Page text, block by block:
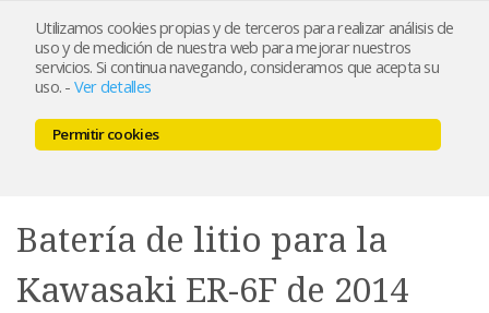
Utilizamos cookies propias y de terceros para realizar análisis de
uso y de medición de nuestra web para mejorar nuestros
servicios. Si continua navegando, consideramos que acepta su
uso. - Ver detalles
Permitir cookies
MENU
Batería de litio para la
Kawasaki ER-6F de 2014